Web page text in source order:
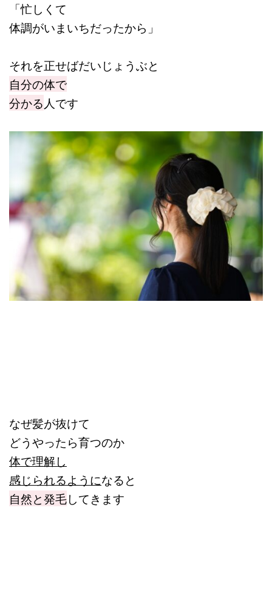
「忙しくて
体調がいまいちだったから」
それを正せばだいじょうぶと
自分の体で
分かる 人です
なぜ髪が抜けて
どうやったら育つのか
体で理解し
感じられるようになると
自然と発毛してきます